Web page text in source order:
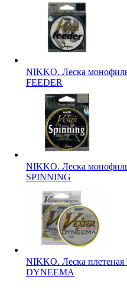
NIKKO. Леска
FEEDER
NIKKO. Леска
SPINNING
NIKKO. Леска
DYNEEMA